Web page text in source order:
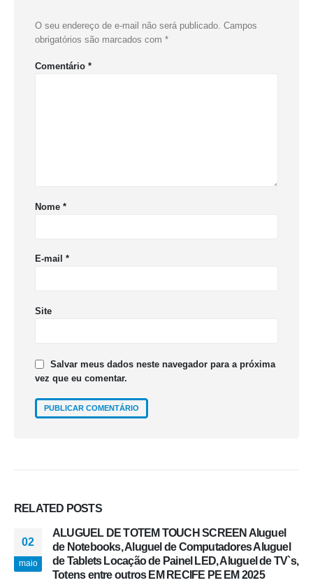
O seu endereço de e-mail não será publicado. Campos
obrigatórios são marcados com *
Comentário *
Nome *
E-mail *
Site
Salvar meus dados neste navegador para a próxima
vez que eu comentar.
RELATED POSTS
02
maio
ALUGUEL DE TOTEM TOUCH SCREEN Aluguel
de Notebooks, Aluguel de Computadores Aluguel
de Tablets Locação de Painel LED, Aluguel de TV`s,
Totens entre outros EM RECIFE PE EM 2025